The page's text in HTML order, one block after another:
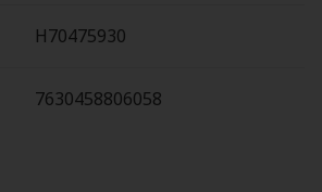
H70475930
7630458806058